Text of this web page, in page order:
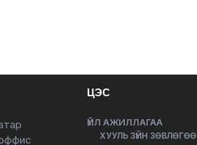
оффис
ЦЭС
ҮЙЛ АЖИЛЛАГАА
ХУУЛЬ ЗҮЙН ЗӨВЛӨГӨӨ